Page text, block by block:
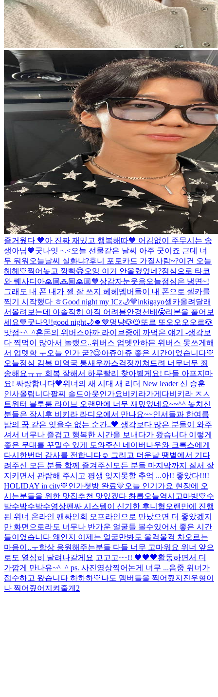
즐거웠다 💙아 진짜 재밌고 행복해따💙 어김없이 주무시는 송
생아님💙굿나잇 ~.<오늘 선물같은 날씨 아주 굿이죠 근데 너
무 둬워 오늘날씨 실화냐?후니 포토카드 가질사람~?이건 오늘
헤헤💙찍어놓고 깜빡😅오잉 이거 안올렸었네?점심으로 타코
와 퀘사디아🙏🏼🙏🏼🙏🏼💙상감자눈웃음오늘점심은 냉면~!
그래도 내 폰 내가 젤 잘 쓰지 헤헤 멤버들이 내 폰으로 셀카를
찍기 시작했다 ㅎGood night my ICz🌙💙inkigayo셀카올려달래
서올려보는데 아솔직히 아직 어려븜안경선배🤓리본을 풀어보
세요💙굿나잇!good night🌙🍀💙멍냥🐶😽또르 또오오오오르🐶
맛점~^_^혼돈의 위버스아까 라이브중에 까먹은 얘기 -생각보
다 찍먹이 많아서 놀랬으..위버스 업뎃안하믄 위버스 못쓰게해
서 업뎃함 ㅜ오늘 인가 굳?😉아쥬아쥬 좋은 시간이었습니다💙
오늘점심 김볶 미역국 통새우까스걱정끼쳐드려 너무너무 죄
송해요ㅠㅠ 회복 잘해서 하루빨리 찾아뵐게요! 다들 아프지마
요! 싸랑합니다💙위너의 새 시대 새 리더 New leader 신 승훈
인사올립니다팔찌 솔드아웃인가요비키라가게다비키라 ㅈㅅ
트위터 블루룸 라이브 오랜만에 너무 재밌었네요~~^^ 놓치신
분들은 잠시후 비키라 라디오에서 만나요~~인서들과 한여름
밤의 꿈 같은 잊을수 없는 순간..💙 생각보다 많은 분들이 와주
셔서 너무나 즐겁고 행복한 시간을 보내다가 왔습니다 이렇게
좋은 무대를 꾸밀수 있게 도와주신 네이버나우와 크록스에게
다시한번더 감사를 전합니다☺️ 그리고 더운날 땡볕에서 기다
려주신 모든 분들 함께 즐겨주신모든 분들 마지막까지 질서 잘
지키면서 관람해 주시고 평생 잊지못할 추억 ...아!! 좋았다!!!!
HOLIDAY in city💙인가첫방 완료💙 오늘 인기가요 현장에 오
시는분들을 위한 맛집추천 맛있겠다 촤릅오늘역시고마벙💙수
박수박수박수영상팬싸 시스템이 신기한 후니형 오랜만에 진행
된 위너 온라인 팬싸인회 오프라인으로 만났으면 더 좋았겠지
만 화면으로라도 너무나 반가운 얼굴들 볼수있어서 좋은 시간
들이였습니다 왜인지 이제는 얼굴만봐도 울컥울컥 차오르는
마음이..ㅜ항상 응원해주는분들 다들 너무 고마워요 위너 앞으
로도 열심히 달려나갈게요 고고고~~!! 💙💙💙활동하면서 더
가깝게 만나유~^_^ ps. 사진영상찍어논게 너무 ...음중 위너가
접수하고 왔습니다 하하하💙나도 멤버들을 찍어줬지 진우형이
나 찍어줬어 지켜줄게2